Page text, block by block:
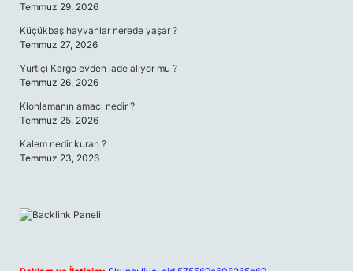
Temmuz 29, 2026
Küçükbaş hayvanlar nerede yaşar ?
Temmuz 27, 2026
Yurtiçi Kargo evden iade alıyor mu ?
Temmuz 26, 2026
Klonlamanın amacı nedir ?
Temmuz 25, 2026
Kalem nedir kuran ?
Temmuz 23, 2026